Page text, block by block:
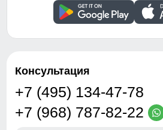
Стиль
Рисунок
Коллекция
Тренд
Консультация
+7 (495) 134-47-78
+7 (968) 787-82-22